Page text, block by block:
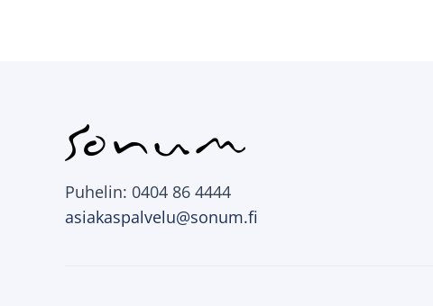
Puhelin: 0404 86 4444
asiakaspalvelu@sonum.fi